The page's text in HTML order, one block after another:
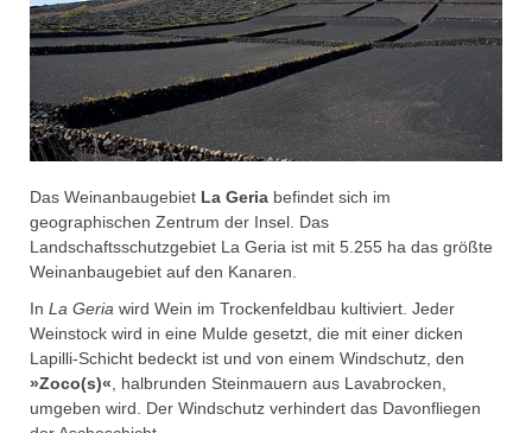
Das Weinanbaugebiet La Geria befindet sich im
geographischen Zentrum der Insel. Das
Landschaftsschutzgebiet La Geria ist mit 5.255 ha das größte
Weinanbaugebiet auf den Kanaren.
In La Geria wird Wein im Trockenfeldbau kultiviert. Jeder
Weinstock wird in eine Mulde gesetzt, die mit einer dicken
Lapilli-Schicht bedeckt ist und von einem Windschutz, den
»Zoco(s)«, halbrunden Steinmauern aus Lavabrocken,
umgeben wird. Der Windschutz verhindert das Davonfliegen